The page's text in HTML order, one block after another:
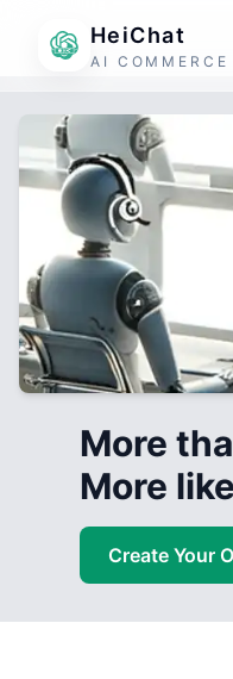
HeiChat
AI COMMERCE
More
More
Create Your